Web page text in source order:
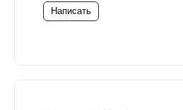
Написать